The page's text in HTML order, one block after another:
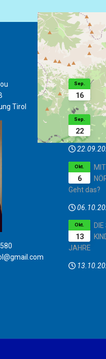
Tirol
16
Sep.
22
Sep.
6
Okt.
Geht das?
13
Okt.
JAHRE